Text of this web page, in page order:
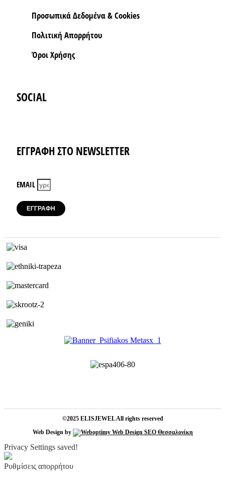
Προσωπικά Δεδομένα & Cookies
Πολιτική Απορρήτου
Όροι Xρήσης
SOCIAL
ΕΓΓΡΑΦΗ ΣΤΟ NEWSLETTER
EMAIL
ΕΓΓΡΑΦΗ
©2025 ELISJEWEL All rights reserved
Web Design by
Privacy Settings saved!
Ρυθμίσεις απορρήτου